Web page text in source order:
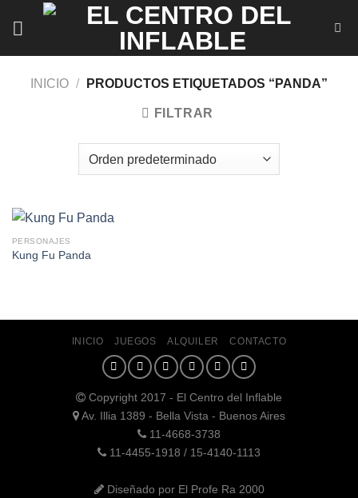
INICIO / PRODUCTOS ETIQUETADOS “PANDA”
FILTRAR
PERSONAJES
Kung Fu Panda
INICIO JUEGOS ALQUILER CONTACTO
Copyright 2017 - El Centro del Inflable
Av. Illia 1389 - Bella Vista - Buenos Aires
11-4668-3738
11-4455-1918 / 15-4140-1113
Diseñado por El Profe Ra 2000